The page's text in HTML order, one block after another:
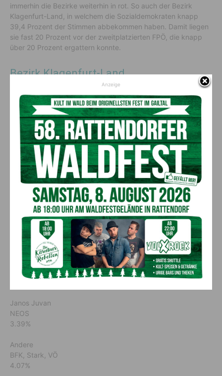
immerhin die Bezirke weiterhin in rot. So auch der Bezirk
Klagenfurt-Land, in welchem die Sozialdemokraten knapp
39,4 Prozent der Stimmen abbekommen haben. Damit liegen
sie fast 20 Prozent vor der zweitplatzierten FPÖ, die knapp
über 20 Prozent ergattern konnte.
Bezirk Klagenfurt-Land
Peter Kaiser
SPÖ
39.39%
Erwin Angerer
FPÖ
20.62%
Martin Gruber
Gerhard Köfer
Team Kärnten
10.18%
Olga Voglauer
Die Grünen
Janos Juvan
NEOS
3.39%
Andere
BFK, Stark, VÖ
4.07%
Anzeige